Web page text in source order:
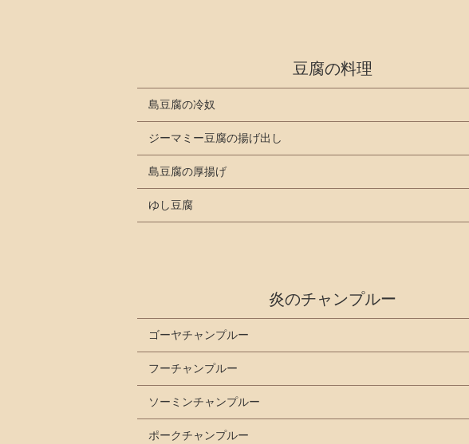
豆腐の料理
島豆腐の冷奴
ジーマミー豆腐の揚げ出し
島豆腐の厚揚げ
ゆし豆腐
炎のチャンプルー
ゴーヤチャンプルー
フーチャンプルー
ソーミンチャンプルー
ポークチャンプルー